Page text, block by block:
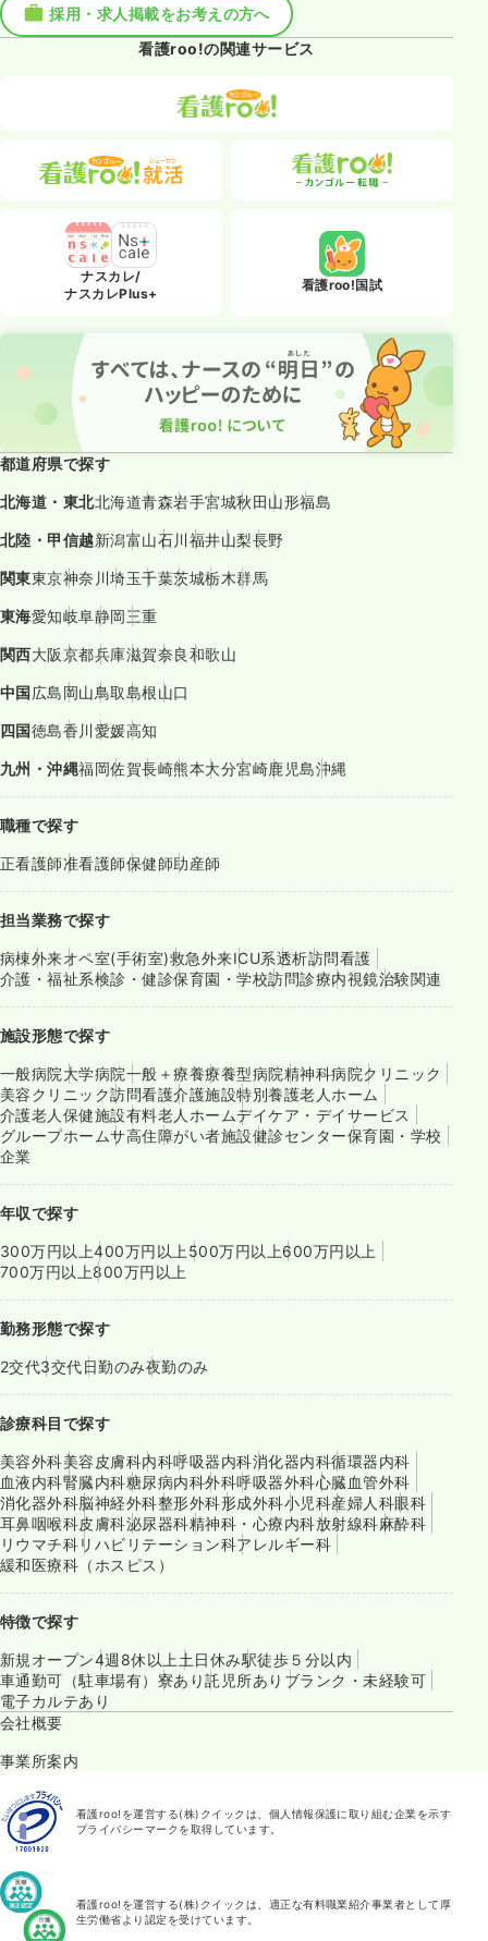
採用・求人掲載をお考えの方へ
看護roo!の関連サービス
ナスカレ/
ナスカレPlus+
看護roo!国試
都道府県で探す
北海道・東北北海道青森岩手宮城秋田山形福島
北陸・甲信越新潟富山石川福井山梨長野
関東東京神奈川埼玉千葉茨城栃木群馬
東海愛知岐阜静岡三重
関西大阪京都兵庫滋賀奈良和歌山
中国広島岡山鳥取島根山口
四国徳島香川愛媛高知
九州・沖縄福岡佐賀長崎熊本大分宮崎鹿児島沖縄
職種で探す
正看護師准看護師保健師助産師
担当業務で探す
病棟外来オペ室(手術室)救急外来ICU系透析訪問看護
介護・福祉系検診・健診保育園・学校訪問診療内視鏡治験関連
施設形態で探す
一般病院大学病院一般＋療養療養型病院精神科病院クリニック
美容クリニック訪問看護介護施設特別養護老人ホーム
介護老人保健施設有料老人ホームデイケア・デイサービス
グループホームサ高住障がい者施設健診センター保育園・学校
企業
年収で探す
300万円以上400万円以上 500万円以上600万円以上
700万円以上800万円以上
勤務形態で探す
2交代3交代日勤のみ夜勤のみ
診療科目で探す
美容外科美容皮膚科内科呼吸器内科消化器内科循環器内科
血液内科腎臓内科糖尿病内科外科呼吸器外科心臓血管外科
消化器外科脳神経外科整形外科形成外科小児科産婦人科眼科
耳鼻咽喉科皮膚科泌尿器科精神科・心療内科放射線科麻酔科
リウマチ科リハビリテーション科アレルギー科
緩和医療科（ホスピス）
特徴で探す
新規オープン4週8休以上 土日休み駅徒歩５分以内
車通勤可（駐車場有） 寮あり託児所あり ブランク・未経験可
電子カルテあり
会社概要
事業所案内
看護roo!を運営する(株)クイックは、個人情報保護に取り組む企業を示す
プライバシーマークを取得しています。
看護roo!を運営する(株)クイックは、適正な有料職業紹介事業者として厚
生労働省より認定を受けています。